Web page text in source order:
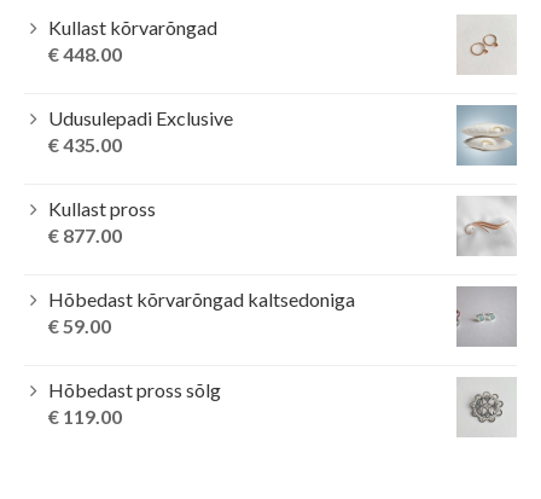
Kullast kõrvarõngad
€448.00
Udusulepadi Exclusive
€435.00
Kullast pross
€ 877.00
Hõbedast kõrvarõngad kaltsedoniga
€ 59.00
Hõbedast pross sõlg
€ 119.00